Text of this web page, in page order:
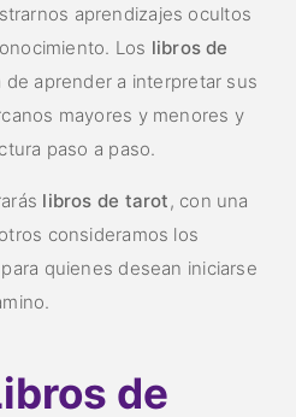
aprendizajes ocultos
Los libros de
de aprender a interpretar sus
mayores y menores y
paso a paso.
libros de tarot , con una
consideramos los
para quienes desean iniciarse
de